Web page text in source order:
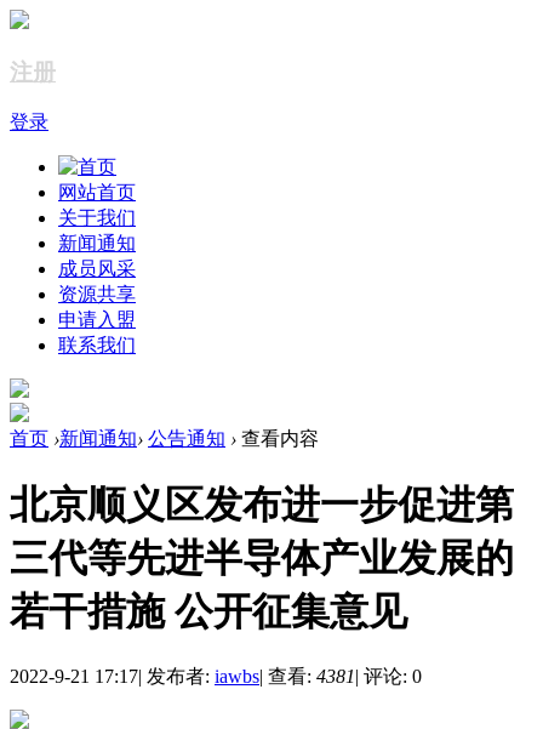
注册
登录
网站首页
关于我们
新闻通知
成员风采
资源共享
申请入盟
联系我们
首页 ›新闻通知› 公告通知 › 查看内容
北京顺义区发布进一步促进第
三代等先进半导体产业发展的
若干措施 公开征集意见
2022-9-21 17:17| 发布者: iawbs| 查看: 4381| 评论: 0